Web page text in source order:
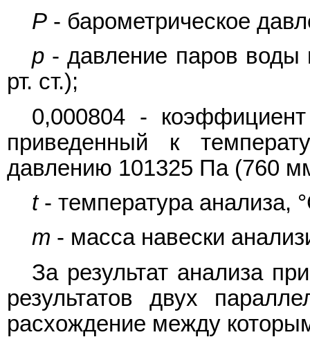
P - барометрическое
p - давление паров
рт. ст.);
0,000804 -
приведенный к
давлению 101325 Па (760
t- температура анализа,
m - масса навески
За результат анализа
результатов двух
расхождение между